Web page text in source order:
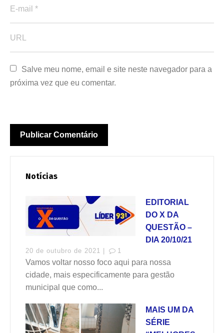
Salve meu nome, email e site neste navegador para a
próxima vez que eu comentar.
Notícias
EDITORIAL
DO X DA
QUESTÃO –
DIA 20/10/21
20 de outubro de 2021 | 1
Vamos voltar nosso foco aqui para nossa
cidade, mais especificamente para gestão
municipal que como...
MAIS UM DA
SÉRIE